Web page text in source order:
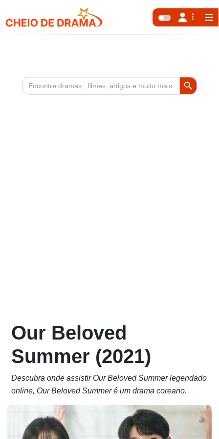
Search
for:
Search Button
Our Beloved
Summer (2021)
Descubra onde assistir Our Beloved Summer legendado
online, Our Beloved Summer é um drama coreano.